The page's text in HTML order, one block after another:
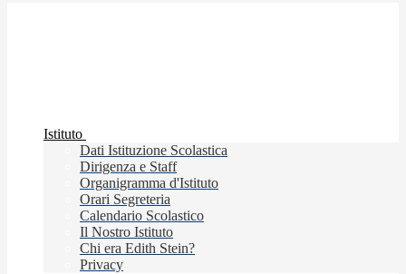
Istituto
Dati Istituzione Scolastica
Dirigenza e Staff
Organigramma d'Istituto
Orari Segreteria
Calendario Scolastico
Il Nostro Istituto
Chi era Edith Stein?
Privacy